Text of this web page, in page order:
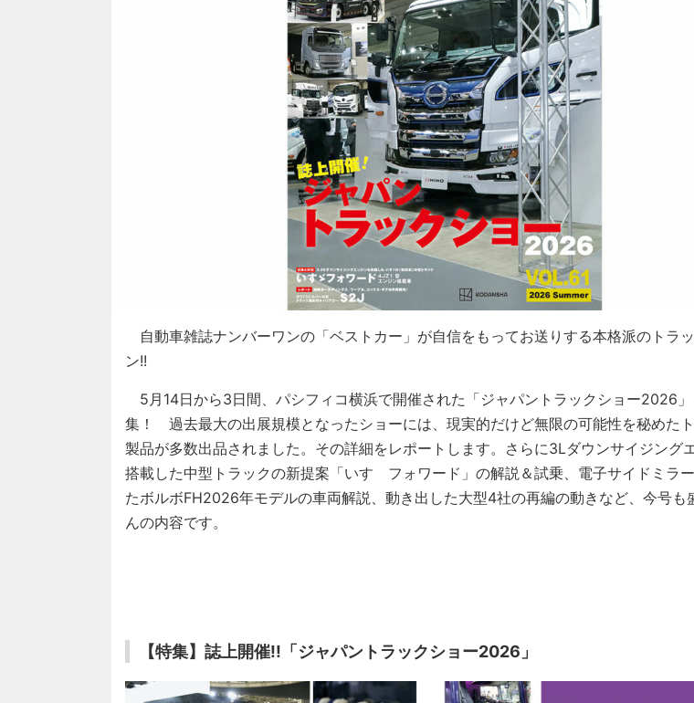
自動車雑誌ナンバーワンの「ベストカー」が自信をもってお送りする本格派のトラ
ン!!
5月14日から3日間、パシフィコ横浜で開催された「ジャパントラックショー2026
集！ 過去最大の出展規模となったショーには、現実的だけど無限の可能性を秘めた
製品が多数出品されました。その詳細をレポートします。さらに3Lダウンサイジング
搭載した中型トラックの新提案「いすゞフォワード」の解説＆試乗、電子サイドミラ
たボルボFH2026年モデルの車両解説、動き出した大型4社の再編の動きなど、今号も
んの内容です。
【特集】誌上開催!!「ジャパントラックショー2026」